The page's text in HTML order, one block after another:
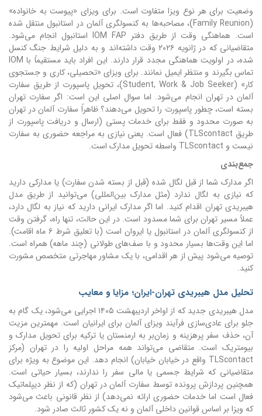
وضعیت برای هر نوع ویزا متفاوت است. برای ویزای «پیوست به خانواده»
(Family Reunion)، مصاحبه‌ها به کنسولگری آلمان در استانبول منتقل شده
است. هماهنگی وقت از طریق دفتر IOM FAP استانبول انجام می‌شود.
متقاضیانی که در ژانویه ۲۰۲۶ وقت داشته‌اند و به دلیل شرایط جنگ کنسل
شده، در اولویت هماهنگی مجدد قرار دارند. این افراد باید مستقیماً با IOM
تماس بگیرند و منتظر ایمیل نمانند. برای ویزای «تحصیلی، کاری و جستجوی
کار» (Student, Work & Job Seeker)، تحویل پاسپورت از طریق سفارت
آلمان در تهران انجام می‌شود. اما سوال اصلی این است: اگر سفارت تهران
بسته است، چطور پاسپورت را تحویل می‌دهند؟ ظاهراً سفارت آلمان در تهران
به صورت محدود و فقط برای خدمات پستی (ارسال و دریافت پاسپورت از
طریق TLScontact) فعال است. یعنی نیازی به مراجعه حضوری به سفارت
نیست و TLScontact واسطه تحویل مدارک است.
جمع‌بندی
اگر مدارک شما از قبل لگال شده (قبل از بسته شدن سفارت) یا مدارکی دارید
که نیازی به لگال ندارد (مثل مدارک بین‌المللی) می‌توانید از طریق مدل
هیبریدی تهران اقدام کنید. اما اگر مدارک ایرانی دارید که نیاز به لگال دارد،
عملاً مسیر تهران برای شما مسدود است. در این حالت، تنها راه، گرفتن وقت
از کنسولگری آلمان در استانبول یا ایروان است (با تعلیق شرط ۶ ماه اقامت).
اما این وقت‌ها بسیار محدود و با صف‌های طولانی (چند ماهه) همراه است.
توصیه می‌شود پیش از هر اقدامی، با یک مشاور مهاجرتی متخصص مشورت
کنید.
تحلیل مدل هیبریدی تهران-ایران؛ مزایا و معایب
مدل هیبریدی جدید که از اواخر اردیبهشت ۱۴۰۵ اجرایی می‌شود، یک گام به
جلو برای عادی‌سازی فرآیند ویزای آلمان برای ایرانیان است. مهمترین مزیت
آن، حذف سفر پرهزینه و زمان‌بر به ارمنستان یا ترکیه برای تحویل مدارک و
بیومتریک است. متقاضی می‌تواند همه مراحل اولیه را در تهران (مرکز
TLScontact واقع در خیابان خیابان) انجام دهد. این موضوع به ویژه برای
متقاضیانی که شرایط جسمی یا مالی سفر را ندارند، بسیار حیاتی است.
همچنین پردازش پرونده توسط سفارت آلمان در تهران (که از نظر دیپلماتیک
فعال است اما خدمات حضوری ارائه نمی‌دهد) از نظر قانونی باعث می‌شود
که ویزا بر اساس قوانین داخلی آلمان و نه یک کشور ثالث صادر شود.